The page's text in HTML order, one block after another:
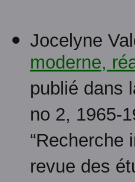
Jocelyne
moderne,
publié dans
no 2, 1965-
“Recherche
revue des